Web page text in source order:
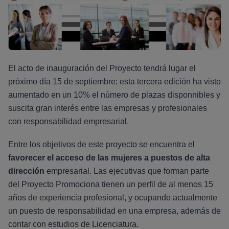
El acto de inauguración del Proyecto tendrá lugar el
próximo día 15 de septiembre; esta tercera edición ha visto
aumentado en un 10% el número de plazas disponnibles y
suscita gran interés entre las empresas y profesionales
con responsabilidad empresarial.
Entre los objetivos de este proyecto se encuentra el
favorecer el acceso de las mujeres a puestos de alta
dirección empresarial. Las ejecutivas que forman parte
del Proyecto Promociona tienen un perfil de al menos 15
años de experiencia profesional, y ocupando actualmente
un puesto de responsabilidad en una empresa, además de
contar con estudios de Licenciatura.